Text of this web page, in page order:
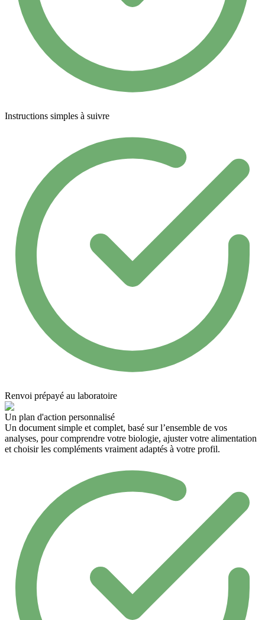
Instructions simples à suivre
Renvoi prépayé au laboratoire
Un plan d'action personnalisé
Un document simple et complet, basé sur l’ensemble de vos
analyses, pour comprendre votre biologie, ajuster votre alimentation
et choisir les compléments vraiment adaptés à votre profil.